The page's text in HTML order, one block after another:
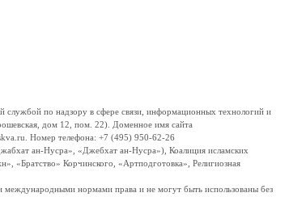
по надзору в сфере связи, информационных технологий и
дом 12, пом. 22). Доменное имя сайта
Номер телефона: +7 (495) 950-62-26
ан-Нусра», «Джебхат ан-Нусра»), Коалиция исламских
Корчинского, «Артподготовка», Религиозная
международными нормами права и не могут быть использованы без